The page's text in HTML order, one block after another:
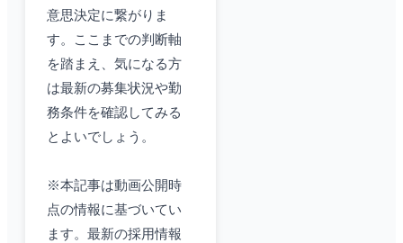
意思決定に繋がりま
す。ここまでの判断軸
を踏まえ、気になる方
は最新の募集状況や勤
務条件を確認してみる
とよいでしょう。
※本記事は動画公開時
点の情報に基づいてい
ます。最新の採用情報